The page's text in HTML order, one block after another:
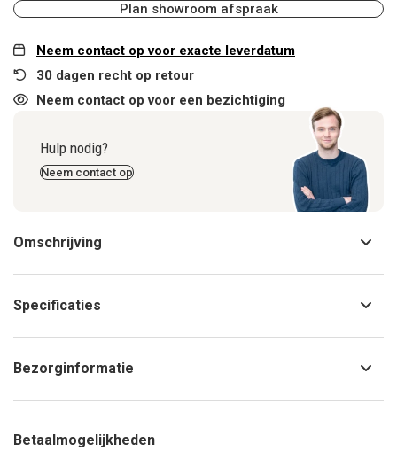
Plan showroom afspraak
Neem contact op voor exacte leverdatum
30 dagen recht op retour
Neem contact op voor een bezichtiging
Hulp nodig?
Neem contact op
Omschrijving
Specificaties
Bezorginformatie
Betaalmogelijkheden